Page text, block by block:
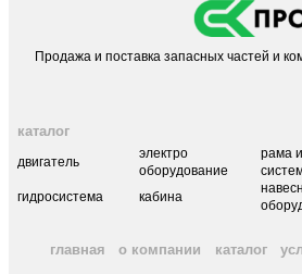
Продажа и поставка запасных частей и
каталог
двигатель
электро
оборудование
рама
гидросистема кабина
главная о компании каталог